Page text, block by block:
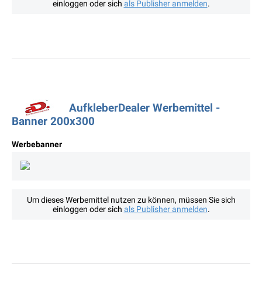
einloggen oder sich als Publisher anmelden.
AufkleberDealer Werbemittel -
Banner 200x300
Werbebanner
Um dieses Werbemittel nutzen zu können, müssen Sie sich
einloggen oder sich als Publisher anmelden.